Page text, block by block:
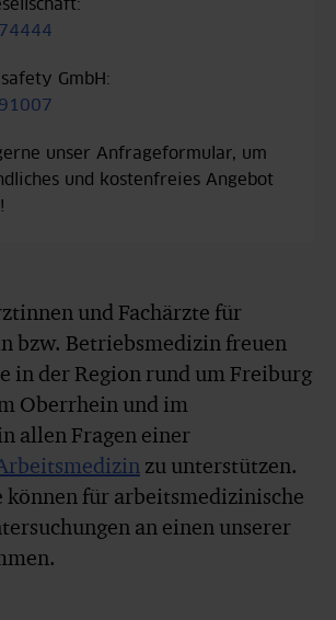
GmbH:
unser Anfrageformular, um
und kostenfreies Angebot
und Fachärzte für
bzw. Betriebsmedizin freuen
in der Region rund um Freiburg
Oberrhein und im
allen Fragen einer
zu unterstützen.
für arbeitsmedizinische
an einen unserer